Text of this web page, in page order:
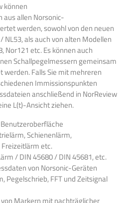
können
allen Norsonic-
werden, sowohl von den neuen
als auch von alten Modellen
Nor121 etc. Es können auch
Schallpegelmessern gemeinsam
Falls Sie mit mehreren
Immissionspunkten
anschließend in NorReview
L(t)-Ansicht ziehen.
Schienenlärm,
etc.
/ DIN 45680 / DIN 45681, etc.
von Norsonic-Geräten
Pegelschrieb, FFT und Zeitsignal